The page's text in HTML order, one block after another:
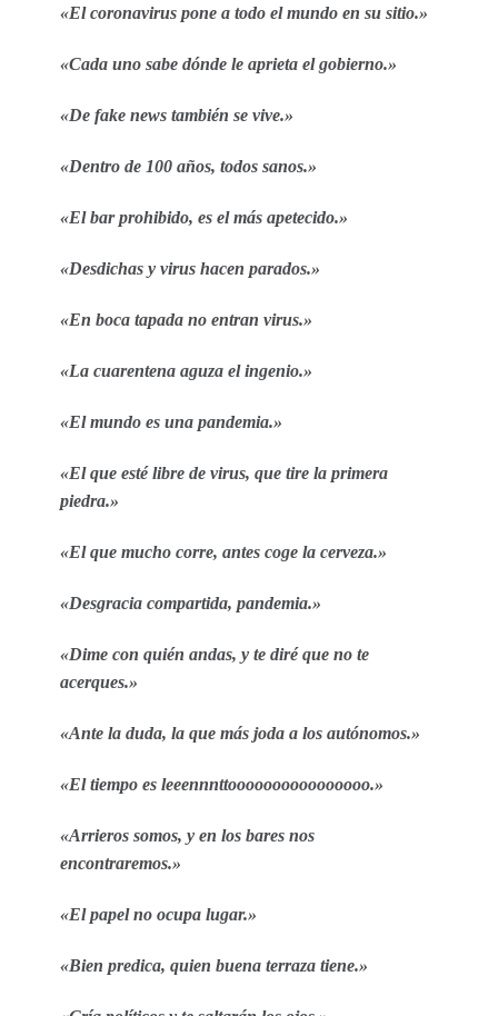
«El coronavirus pone a todo el mundo en su sitio.»
«Cada uno sabe dónde le aprieta el gobierno.»
«De fake news también se vive.»
«Dentro de 100 años, todos sanos.»
«El bar prohibido, es el más apetecido.»
«Desdichas y virus hacen parados.»
«En boca tapada no entran virus.»
«La cuarentena aguza el ingenio.»
«El mundo es una pandemia.»
«El que esté libre de virus, que tire la primera
piedra.»
«El que mucho corre, antes coge la cerveza.»
«Desgracia compartida, pandemia.»
«Dime con quién andas, y te diré que no te
acerques.»
«Ante la duda, la que más joda a los autónomos.»
«El tiempo es leeennnttoooooooooooooooo.»
«Arrieros somos, y en los bares nos
encontraremos.»
«El papel no ocupa lugar.»
«Bien predica, quien buena terraza tiene.»